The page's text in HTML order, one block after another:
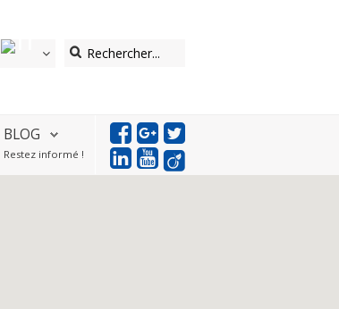
BLOG
Restez informé !